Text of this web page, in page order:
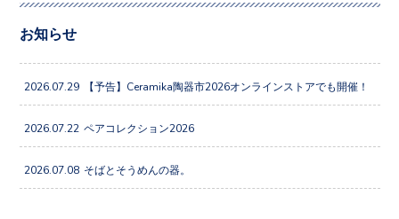
お知らせ
2026.07.29 【予告】Ceramika陶器市2026オンラインストアでも開催！
2026.07.22 ペアコレクション2026
2026.07.08 そばとそうめんの器。